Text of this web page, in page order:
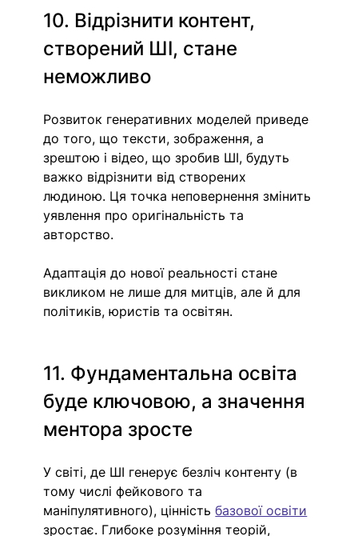
10. Відрізнити контент,
створений ШІ, стане
неможливо
Розвиток генеративних моделей приведе
до того, що тексти, зображення, а
зрештою і відео, що зробив ШІ, будуть
важко відрізнити від створених
людиною. Ця точка неповернення змінить
уявлення про оригінальність та
авторство.
Адаптація до нової реальності стане
викликом не лише для митців, але й для
політиків, юристів та освітян.
11. Фундаментальна освіта
буде ключовою, а значення
ментора зросте
У світі, де ШІ генерує безліч контенту (в
тому числі фейкового та
маніпулятивного), цінність базової освіти
зростає. Глибоке розуміння теорій,